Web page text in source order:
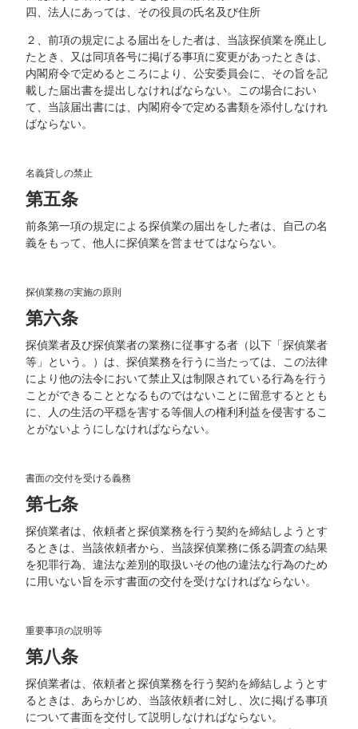
四、法人にあっては、その役員の氏名及び住所
２、前項の規定による届出をした者は、当該探偵業を廃止し
たとき、又は同項各号に掲げる事項に変更があったときは、
内閣府令で定めるところにより、公安委員会に、その旨を記
載した届出書を提出しなければならない。この場合におい
て、当該届出書には、内閣府令で定める書類を添付しなけれ
ばならない。
名義貸しの禁止
第五条
前条第一項の規定による探偵業の届出をした者は、自己の名
義をもって、他人に探偵業を営ませてはならない。
探偵業務の実施の原則
第六条
探偵業者及び探偵業者の業務に従事する者（以下「探偵業者
等」という。）は、探偵業務を行うに当たっては、この法律
により他の法令において禁止又は制限されている行為を行う
ことができることとなるものではないことに留意するととも
に、人の生活の平穏を害する等個人の権利利益を侵害するこ
とがないようにしなければならない。
書面の交付を受ける義務
第七条
探偵業者は、依頼者と探偵業務を行う契約を締結しようとす
るときは、当該依頼者から、当該探偵業務に係る調査の結果
を犯罪行為、違法な差別的取扱いその他の違法な行為のため
に用いない旨を示す書面の交付を受けなければならない。
重要事項の説明等
第八条
探偵業者は、依頼者と探偵業務を行う契約を締結しようとす
るときは、あらかじめ、当該依頼者に対し、次に掲げる事項
について書面を交付して説明しなければならない。